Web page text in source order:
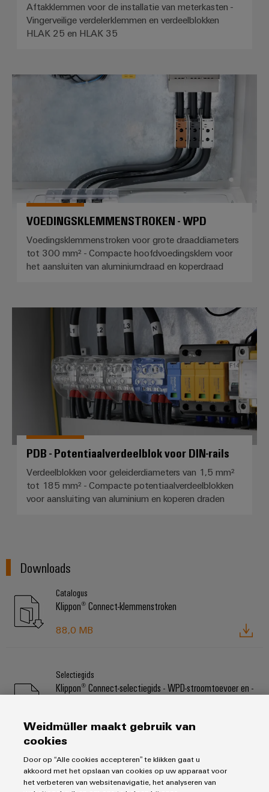
Aftakklemmen voor de installatie van meterkasten -
Vingerveilige verdelerklemmen en verdeelblokken
HLAK 25 en HLAK 35
VOEDINGSKLEMMENSTROKEN
VOEDINGSKLEMMENSTROKEN - WPD
Voedingsklemmenstroken voor grote draaddiameters
tot 300 mm² - Compacte hoofdvoedingsklem voor
het aansluiten van aluminiumdraad en koperdraad
PDB - Potentiaalverdeelblok
PDB - Potentiaalverdeelblok voor DIN-rails
Verdeelblokken voor geleiderdiameters van 1,5 mm²
tot 185 mm² - Compacte potentiaalverdeelblokken
voor aansluiting van aluminium en koperen draden
Downloads
Catalogus
Klippon® Connect-klemmenstroken
88,0 MB
Selectiegids
Klippon® Connect-selectiegids - WPD-stroomtoevoer en -
2,0 MB
Brochure
Klippon® Connect-brochure - WPD-stroomtoevoer en -
Weidmüller maakt gebruik van
cookies
Door op “Alle cookies accepteren” te klikken gaat u
akkoord met het opslaan van cookies op uw apparaat voor
het verbeteren van websitenavigatie, het analyseren van